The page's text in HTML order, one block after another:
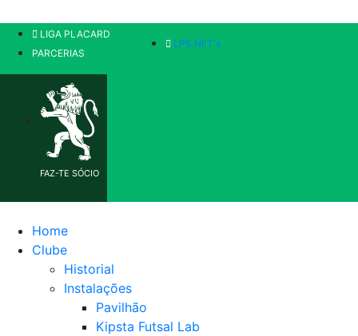
LIGA PLACARD
PARCERIAS
LPS NFT's
FAZ-TE SÓCIO
Home
Clube
Historial
Instalações
Pavilhão
Kipsta Futsal Lab